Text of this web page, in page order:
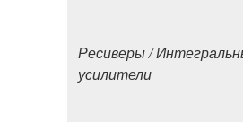
Ресиверы /
усилители